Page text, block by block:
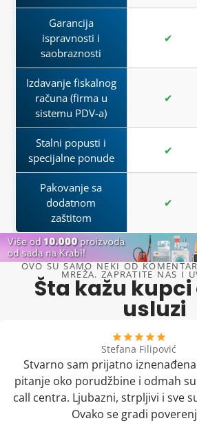
Garancija
ispravnosti i
saobraznosti
✔
Izdavanje fiskalnog
računa (firma u
sistemu PDV-a)
✔
Stalni popusti i
specijalne ponude
✔
Pakovanje sa
dodatnom
zaštitom
✔
OVO SU SAMO NEKI OD
MREŽA. ZAPRATITE NAS I
Šta kažu
usluzi
Stefana Filipović
Stvarno sam prijatno
pitanje oko porudžbine i odmah
call centra. Ljubazni, strpljivi i sve
Ovako se gradi